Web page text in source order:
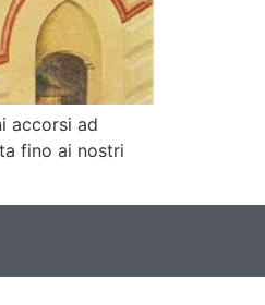
accorsi ad
fino ai nostri